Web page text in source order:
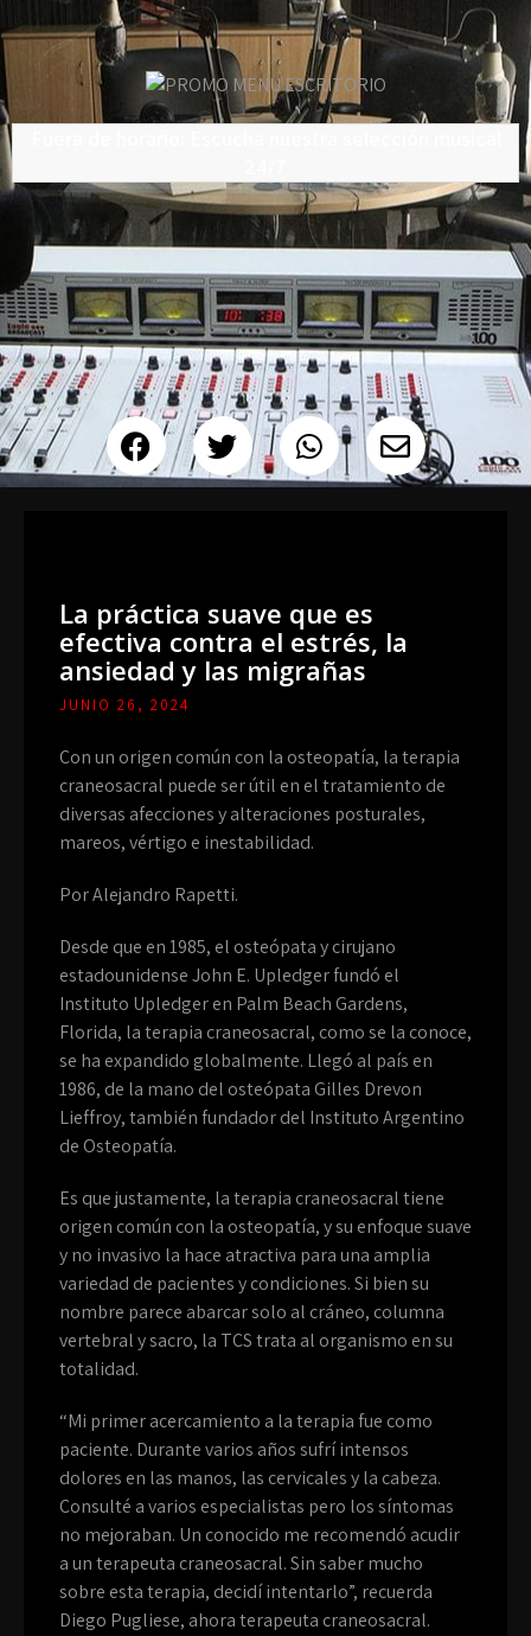
La práctica suave que es
efectiva contra el estrés, la
ansiedad y las migrañas
JUNIO 26, 2024
Con un origen común con la osteopatía, la terapia
craneosacral puede ser útil en el tratamiento de
diversas afecciones y alteraciones posturales,
mareos, vértigo e inestabilidad.
Por Alejandro Rapetti.
Desde que en 1985, el osteópata y cirujano
estadounidense John E. Upledger fundó el
Instituto Upledger en Palm Beach Gardens,
Florida, la terapia craneosacral, como se la conoce,
se ha expandido globalmente. Llegó al país en
1986, de la mano del osteópata Gilles Drevon
Lieffroy, también fundador del Instituto Argentino
de Osteopatía.
Es que justamente, la terapia craneosacral tiene
origen común con la osteopatía, y su enfoque suave
y no invasivo la hace atractiva para una amplia
variedad de pacientes y condiciones. Si bien su
nombre parece abarcar solo al cráneo, columna
vertebral y sacro, la TCS trata al organismo en su
totalidad.
“Mi primer acercamiento a la terapia fue como
paciente. Durante varios años sufrí intensos
dolores en las manos, las cervicales y la cabeza.
Consulté a varios especialistas pero los síntomas
no mejoraban. Un conocido me recomendó acudir
a un terapeuta craneosacral. Sin saber mucho
sobre esta terapia, decidí intentarlo”, recuerda
Diego Pugliese, ahora terapeuta craneosacral.